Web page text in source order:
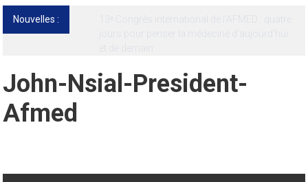
Nouvelles :
John-Nsial-President-
Afmed